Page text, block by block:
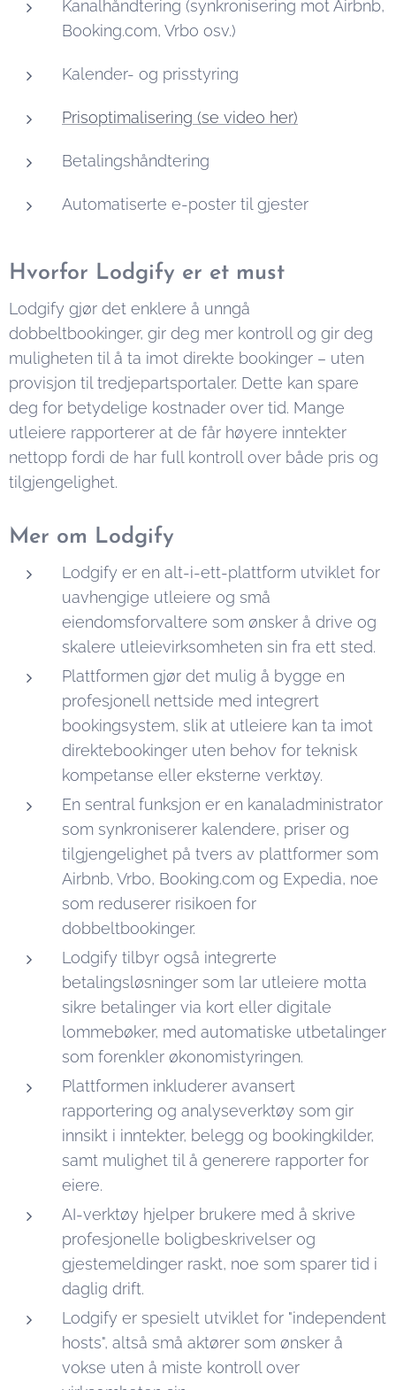
Kanalhåndtering (synkronisering mot Airbnb,
Booking.com, Vrbo osv.)
Kalender- og prisstyring
Prisoptimalisering (se video her)
Betalingshåndtering
Automatiserte e-poster til gjester
Hvorfor Lodgify er et must
Lodgify gjør det enklere å unngå
dobbeltbookinger, gir deg mer kontroll og gir deg
muligheten til å ta imot direkte bookinger – uten
provisjon til tredjepartsportaler. Dette kan spare
deg for betydelige kostnader over tid. Mange
utleiere rapporterer at de får høyere inntekter
nettopp fordi de har full kontroll over både pris og
tilgjengelighet.
Mer om Lodgify
Lodgify er en alt-i-ett-plattform utviklet for
uavhengige utleiere og små
eiendomsforvaltere som ønsker å drive og
skalere utleievirksomheten sin fra ett sted.
Plattformen gjør det mulig å bygge en
profesjonell nettside med integrert
bookingsystem, slik at utleiere kan ta imot
direktebookinger uten behov for teknisk
kompetanse eller eksterne verktøy.
En sentral funksjon er en kanaladministrator
som synkroniserer kalendere, priser og
tilgjengelighet på tvers av plattformer som
Airbnb, Vrbo, Booking.com og Expedia, noe
som reduserer risikoen for
dobbeltbookinger.
Lodgify tilbyr også integrerte
betalingsløsninger som lar utleiere motta
sikre betalinger via kort eller digitale
lommebøker, med automatiske utbetalinger
som forenkler økonomistyringen.
Plattformen inkluderer avansert
rapportering og analyseverktøy som gir
innsikt i inntekter, belegg og bookingkilder,
samt mulighet til å generere rapporter for
eiere.
AI-verktøy hjelper brukere med å skrive
profesjonelle boligbeskrivelser og
gjestemeldinger raskt, noe som sparer tid i
daglig drift.
Lodgify er spesielt utviklet for "independent
hosts", altså små aktører som ønsker å
vokse uten å miste kontroll over